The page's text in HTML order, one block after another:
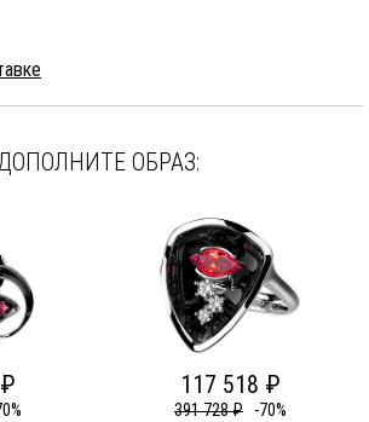
ОБРАЗ:
117 518 ₽
391 728 ₽ -70%